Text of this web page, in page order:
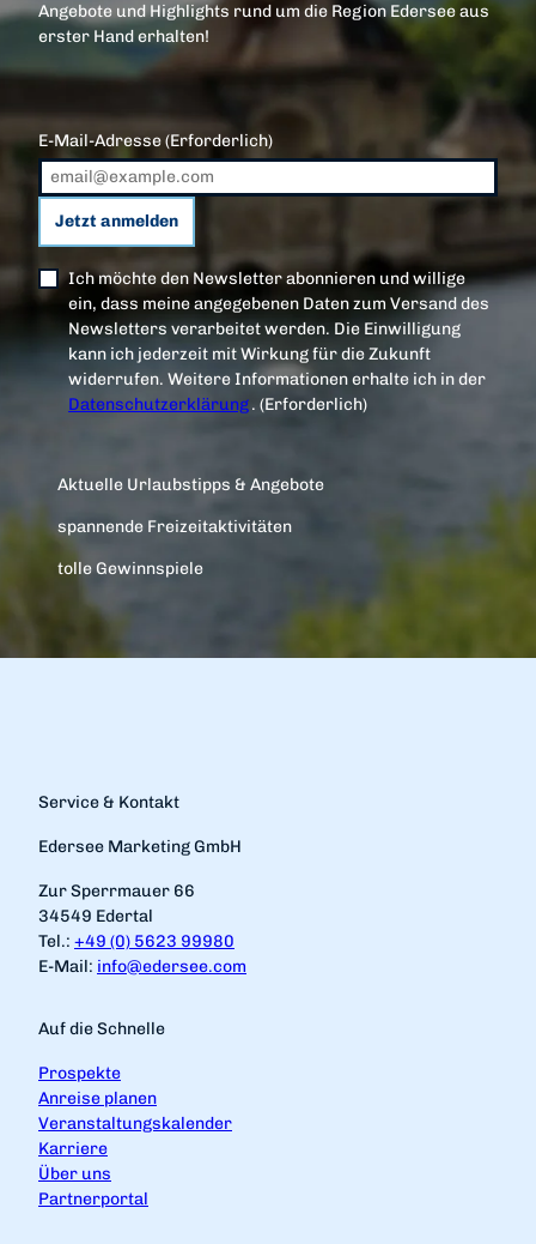
Angebote und Highlights rund um die Region Edersee aus
erster Hand erhalten!
E-Mail-Adresse(Erforderlich)
Jetzt anmelden
Ich möchte den Newsletter abonnieren und willige
ein, dass meine angegebenen Daten zum Versand des
Newsletters verarbeitet werden. Die Einwilligung
kann ich jederzeit mit Wirkung für die Zukunft
widerrufen. Weitere Informationen erhalte ich in der
Datenschutzerklärung.(Erforderlich)
Aktuelle Urlaubstipps & Angebote
spannende Freizeitaktivitäten
tolle Gewinnspiele
Service & Kontakt
Edersee Marketing GmbH
Zur Sperrmauer 66
34549 Edertal
Tel.: +49 (0) 5623 99980
E-Mail: info@edersee.com
Auf die Schnelle
Prospekte
Anreise planen
Veranstaltungskalender
Karriere
Über uns
Partnerportal